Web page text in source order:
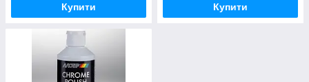
Купити Купити